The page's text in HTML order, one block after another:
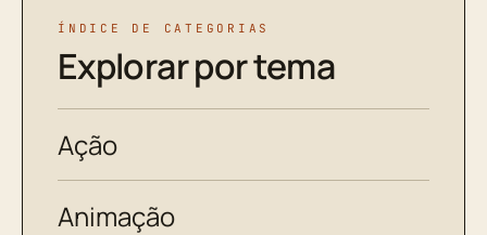
ÍNDICE DE CATEGORIAS
Explorar por tema
Ação
Animação